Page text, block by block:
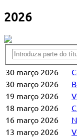
2026
30 março 2026
30 março 2026
19 março 2026
18 março 2026
16 março 2026
13 março 2026